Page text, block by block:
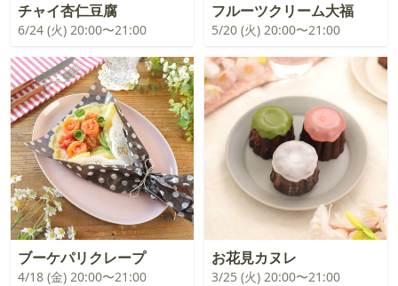
チャイ杏仁豆腐
6/24 (火) 20:00〜21:00
フルーツクリーム大福
5/20 (火) 20:00〜21:00
ブーケパリクレープ
4/18 (金) 20:00〜21:00
お花見カヌレ
3/25 (火) 20:00〜21:00